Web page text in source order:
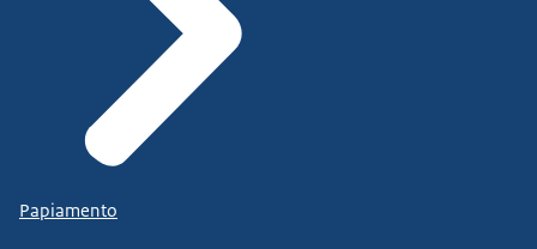
Papiamento